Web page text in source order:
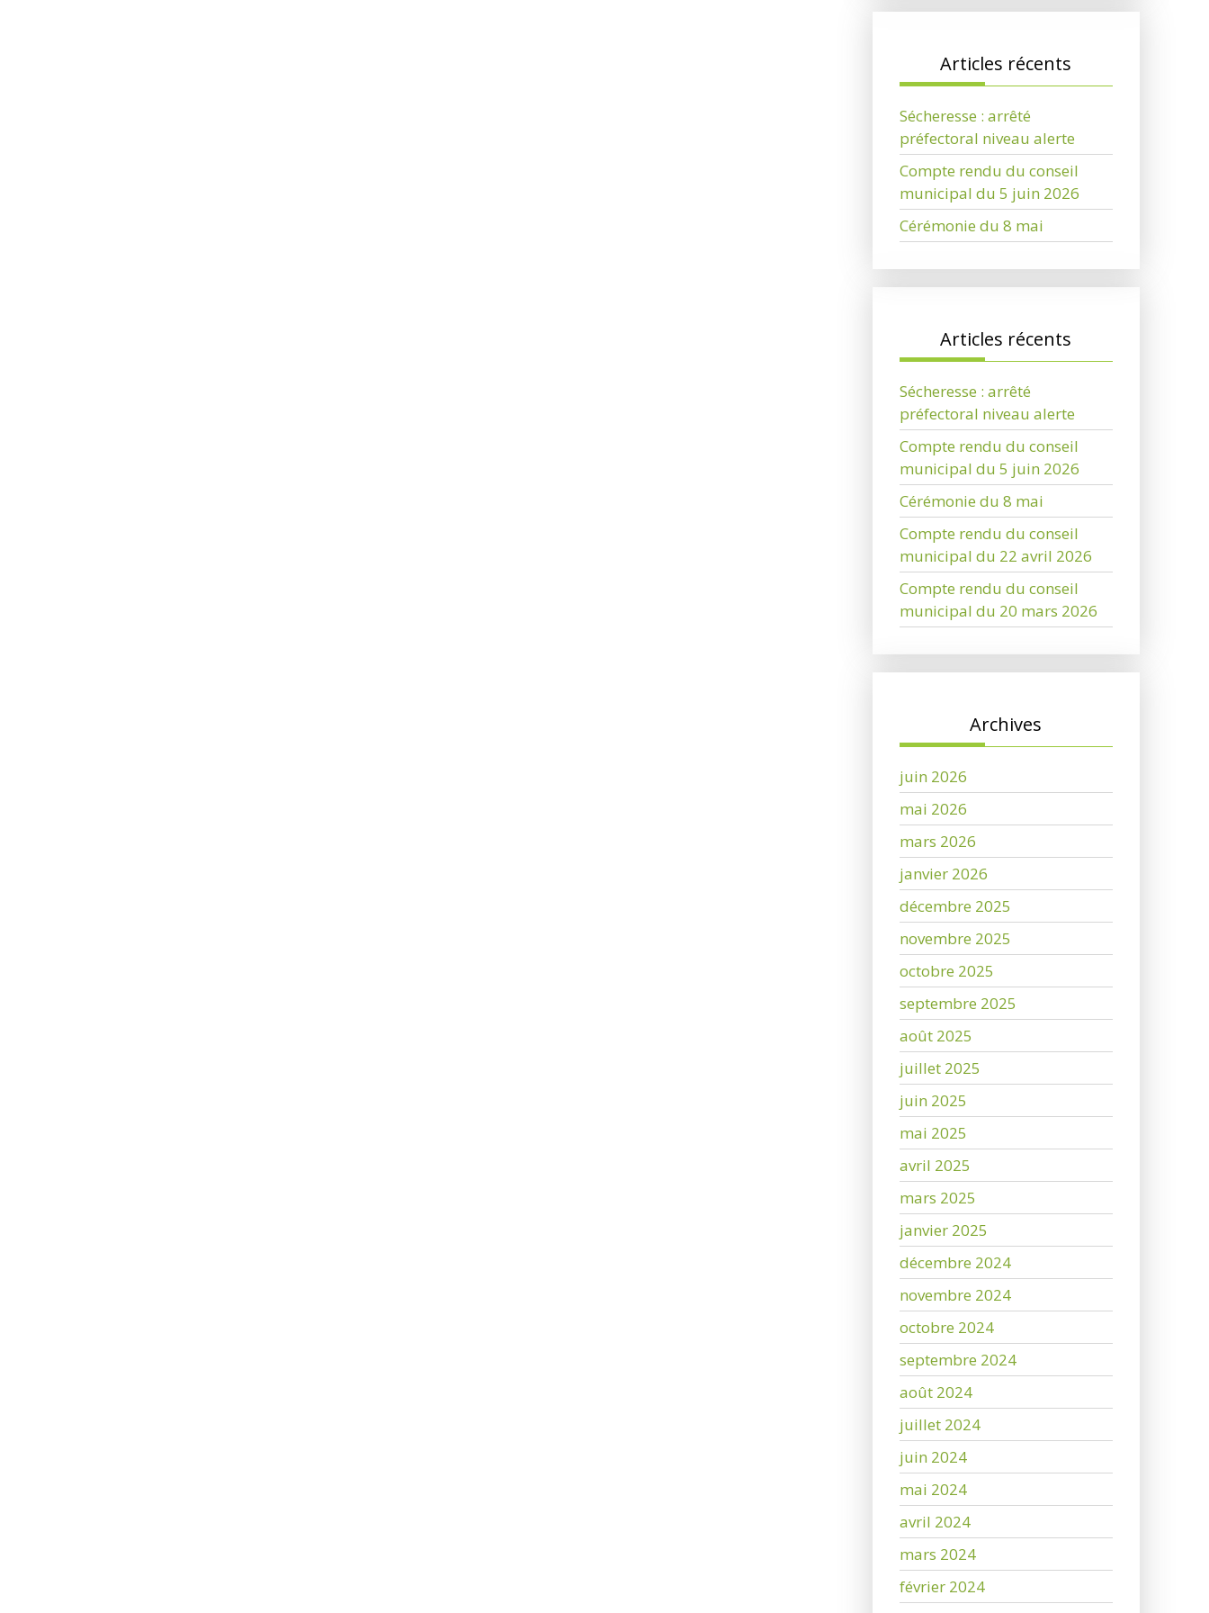
Articles récents
Sécheresse : arrêté
préfectoral niveau alerte
Compte rendu du conseil
municipal du 5 juin 2026
Cérémonie du 8 mai
Articles récents
Sécheresse : arrêté
préfectoral niveau alerte
Compte rendu du conseil
municipal du 5 juin 2026
Cérémonie du 8 mai
Compte rendu du conseil
municipal du 22 avril 2026
Compte rendu du conseil
municipal du 20 mars 2026
Archives
juin 2026
mai 2026
mars 2026
janvier 2026
décembre 2025
novembre 2025
octobre 2025
septembre 2025
août 2025
juillet 2025
juin 2025
mai 2025
avril 2025
mars 2025
janvier 2025
décembre 2024
novembre 2024
octobre 2024
septembre 2024
août 2024
juillet 2024
juin 2024
mai 2024
avril 2024
mars 2024
février 2024